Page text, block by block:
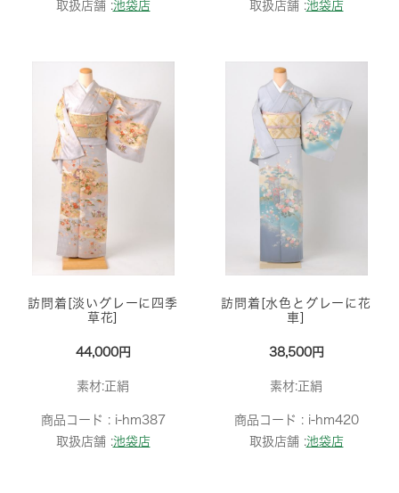
取扱店舗 :池袋店
取扱店舗 :池袋店
訪問着[淡いグレーに四季
草花]
44,000円
素材:正絹
商品コード : i-hm387
取扱店舗 :池袋店
訪問着[水色とグレーに花
車]
38,500円
素材:正絹
商品コード : i-hm420
取扱店舗 :池袋店